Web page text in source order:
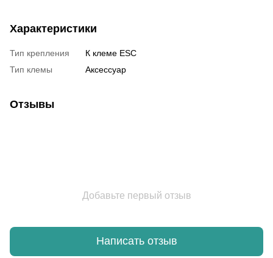
Характеристики
Тип крепления
К клеме ESC
Тип клемы
Аксессуар
Отзывы
Добавьте первый отзыв
Написать отзыв